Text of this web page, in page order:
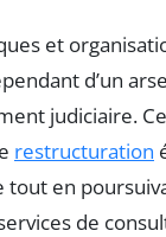
et
d’un
judiciaire.
restructuration
en
de